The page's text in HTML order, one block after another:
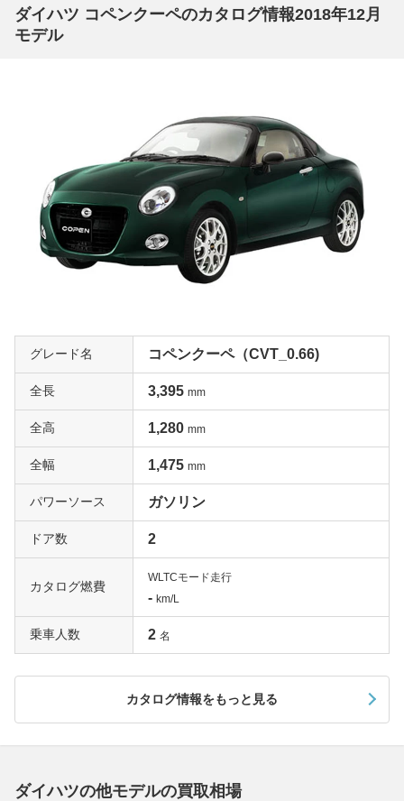
ダイハツ コペンクーペのカタログ情報2018年12月
モデル
グレード名 コペンクーペ（CVT_0.66)
全長 3,395 mm
全高 1,280 mm
全幅 1,475 mm
パワーソース ガソリン
ドア数 2
カタログ燃費
WLTCモード走行
- km/L
乗車人数 2 名
カタログ情報をもっと見る
ダイハツの他モデルの買取相場